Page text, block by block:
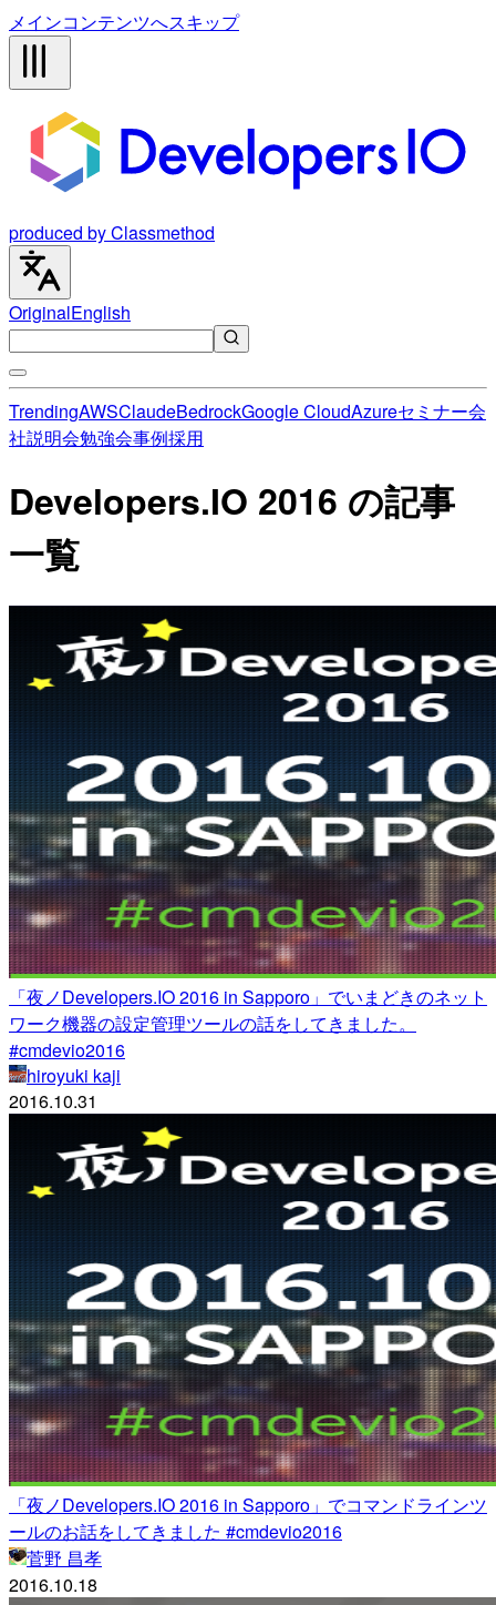
メインコンテンツへスキップ
produced by Classmethod
OriginalEnglish
TrendingAWSClaudeBedrockGoogle CloudAzureセミナー会
社説明会勉強会事例採用
Developers.IO 2016 の記事
一覧
「夜ノDevelopers.IO 2016 in Sapporo」でいまどきのネット
ワーク機器の設定管理ツールの話をしてきました。
#cmdevio2016
hiroyuki kaji
2016.10.31
「夜ノDevelopers.IO 2016 in Sapporo」でコマンドラインツ
ールのお話をしてきました #cmdevio2016
菅野 昌孝
2016.10.18